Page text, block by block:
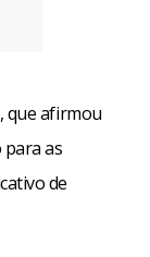
que afirmou
para as
de